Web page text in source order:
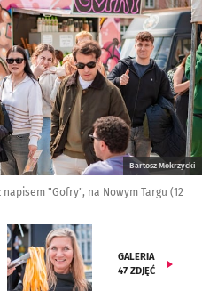
Bartosz Mokrzycki
"Gofry", na Nowym Targu (12
GALERIA
47 ZDJĘĆ